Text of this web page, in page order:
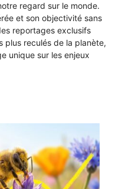
regard sur le monde.
et son objectivité sans
reportages exclusifs
plus reculés de la planète,
unique sur les enjeux